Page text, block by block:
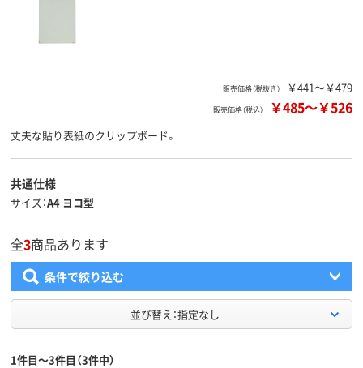
販売価格（税抜き） ￥441～￥479
販売価格（税込） ￥485～￥526
丈夫な貼り表紙のクリップボード。
共通仕様
サイズ A4 ヨコ型
全3商品あります
条件で絞り込む
並び替え：指定なし
1件目～3件目（3件中）